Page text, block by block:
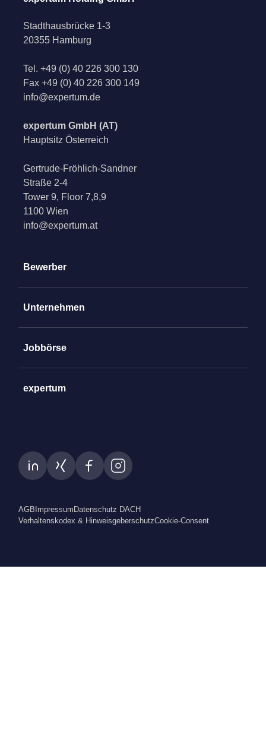
Stadthausbrücke 1-3
20355 Hamburg
Tel. +49 (0) 40 226 300 130
Fax +49 (0) 40 226 300 149
info@expertum.de
expertum GmbH (AT)
Hauptsitz Österreich
Gertrude-Fröhlich-Sandner
Straße 2-4
Tower 9, Floor 7,8,9
1100 Wien
info@expertum.at
Bewerber
Unternehmen
Jobbörse
expertum
AGB Impressum Datenschutz DACH
Verhaltenskodex & HinweisgeberschutzCookie-Consent